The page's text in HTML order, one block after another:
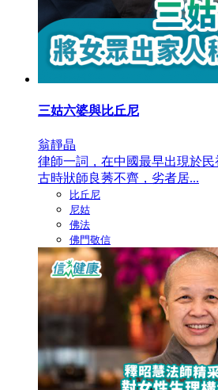
三姑六婆與比丘尼
翁靜晶
律師一詞，在中國最早出現於民
古時狀師良莠不齊，劣者居...
比丘尼
尼姑
佛法
佛門敬信